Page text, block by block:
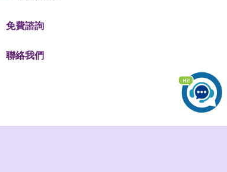
免費諮詢
聯絡我們